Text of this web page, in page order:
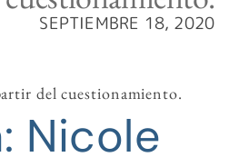
SEPTIEMBRE 18, 2020
del cuestionamiento.
Nicole